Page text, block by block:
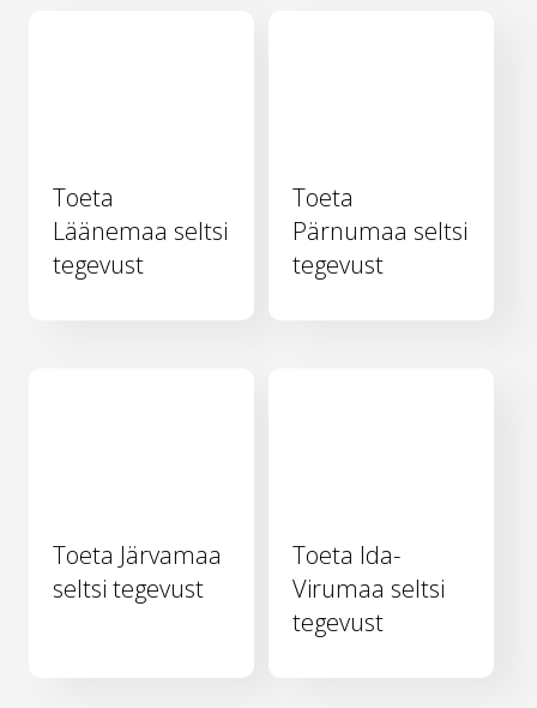
Toeta
Läänemaa seltsi
tegevust
Toeta
Pärnumaa seltsi
tegevust
Toeta Järvamaa
seltsi tegevust
Toeta Ida-
Virumaa seltsi
tegevust